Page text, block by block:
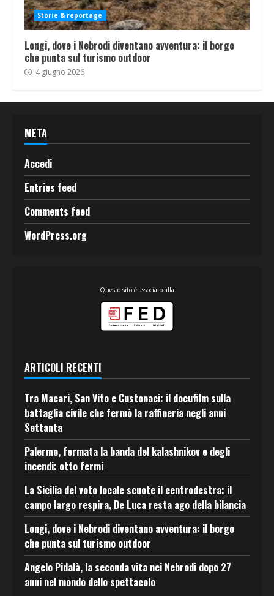
Storie & reportage
Longi, dove i Nebrodi diventano avventura: il borgo
che punta sul turismo outdoor
4 giugno 2026
META
Accedi
Entries feed
Comments feed
WordPress.org
Questo sito è associato alla
ARTICOLI RECENTI
Tra Macari, San Vito e Custonaci: il docufilm sulla
battaglia civile che fermò la raffineria negli anni
Settanta
Palermo, fermata la banda del kalashnikov e degli
incendi: otto fermi
La Sicilia del voto locale scuote il centrodestra: il
campo largo respira, De Luca resta ago della bilancia
Longi, dove i Nebrodi diventano avventura: il borgo
che punta sul turismo outdoor
Angelo Pidalà, la seconda vita nei Nebrodi dopo 27
anni nel mondo dello spettacolo